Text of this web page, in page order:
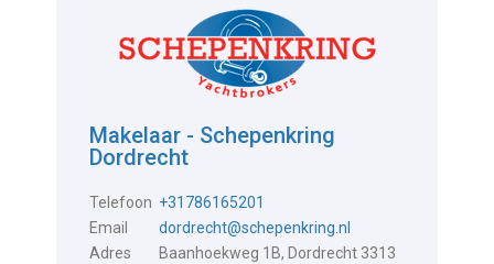
Makelaar - Schepenkring
Dordrecht
Telefoon +31786165201
Email
dordrecht@schepenkring.nl
Adres
Baanhoekweg 1B, Dordrecht 3313